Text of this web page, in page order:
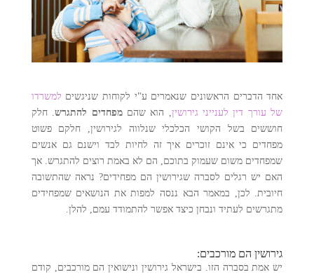
אחד הדברים הראשונים שנאמרים ע"י לקוחות שניגשים למשרדו
של עורך דין לענייני גירושין , הוא שהםמפחדים להתגרש. חלק
חוששים בשל הקושי הכלכלי שנלווה לגירושין, חלקם פשוט
מפחדים כי אינם זוכרים איך זה לחיות לבד וישנם גם אנשים
שמפחדים משום שעמוק בתוכם, הם לא באמת רוצים להתגרש. אך
האם יש רגלים לסברה שגירושין הם מפחידים? נראה שהתשובה
חיובית. לכן, במאמר הבא ננסה למפות את הנושאים שמפחידים
מתגרשים לעתיד ונבחן כיצד אפשר להתמודד עמם, להלן.
גירושין הם מורכבים:
יש אמת בסברה הזו. בישראל גירושין ונישואין הם מורכבים, קודם